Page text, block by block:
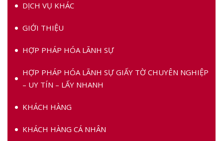
DỊCH VỤ KHÁC
GIỚI THIỆU
HỢP PHÁP HÓA LÃNH SỰ
HỢP PHÁP HÓA LÃNH SỰ GIẤY TỜ CHUYÊN NGHIỆP
– UY TÍN – LẤY NHANH
KHÁCH HÀNG
KHÁCH HÀNG CÁ NHÂN